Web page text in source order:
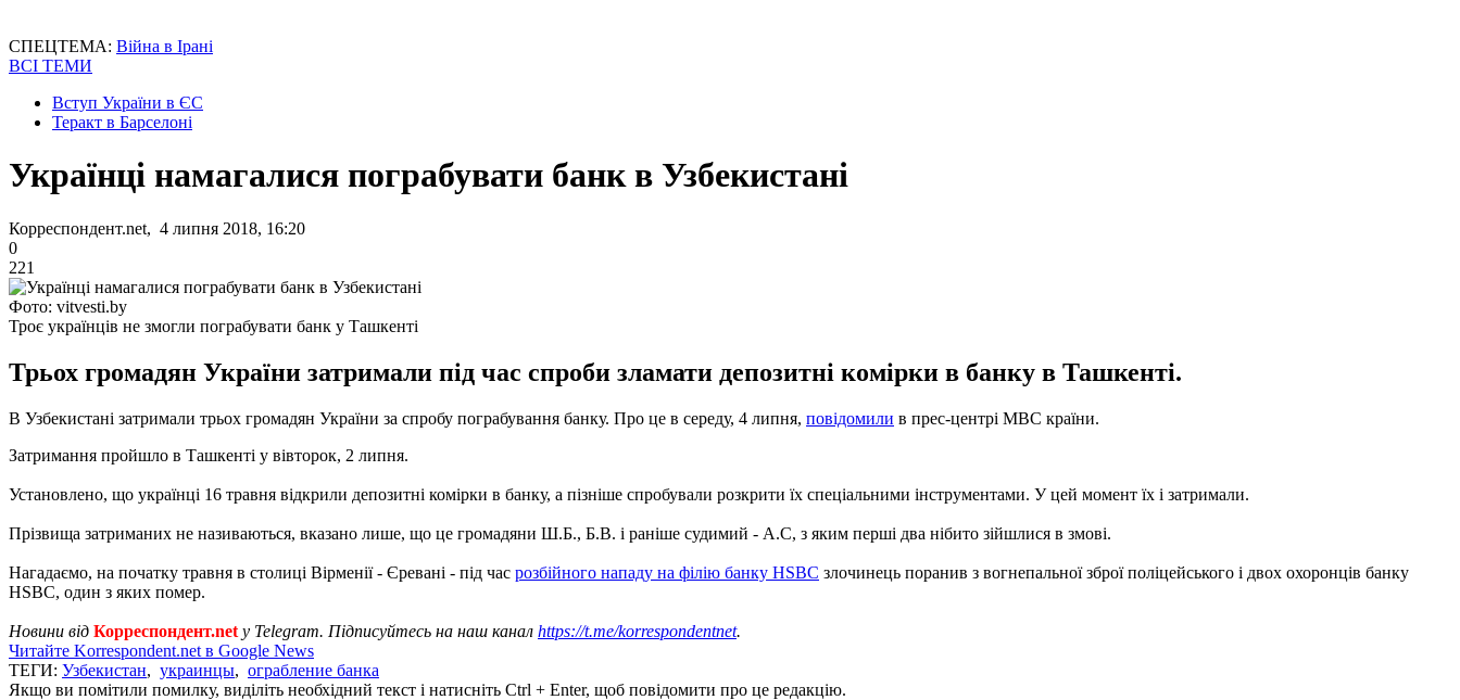
СПЕЦТЕМА: Війна в Ірані
ВСІ ТЕМИ
Вступ України в ЄС
Теракт в Барселоні
Українці намагалися пограбувати банк в Узбекистані
Корреспондент.net, 4 липня 2018, 16:20
0
221
Фото: vitvesti.by
Троє українців не змогли пограбувати банк у Ташкенті
Трьох громадян України затримали під час спроби зламати депозитні комірки в банку в Ташкенті.
В Узбекистані затримали трьох громадян України за спробу пограбування банку. Про це в середу, 4 липня, повідомили в прес-центрі МВС країни.
Затримання пройшло в Ташкенті у вівторок, 2 липня.
Установлено, що українці 16 травня відкрили депозитні комірки в банку, а пізніше спробували розкрити їх спеціальними інструментами. У цей момент їх і затримали.
Прізвища затриманих не називаються, вказано лише, що це громадяни Ш.Б., Б.В. і раніше судимий - А.С, з яким перші два нібито зійшлися в змові.
Нагадаємо, на початку травня в столиці Вірменії - Єревані - під час розбійного нападу на філію банку HSBC злочинець поранив з вогнепальної зброї поліцейського і двох охоронців банку
HSBC, один з яких помер.
Новини від Корреспондент.net у Telegram. Підписуйтесь на наш канал https://t.me/korrespondentnet.
Читайте Korrespondent.net в Google News
ТЕГИ: Узбекистан, украинцы, ограбление банка
Якщо ви помітили помилку, виділіть необхідний текст і натисніть Ctrl + Enter, щоб повідомити про це редакцію.